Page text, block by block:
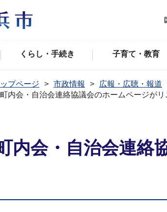
くらし・手続き 子育て・教育
プページ 市政情報 広報・広聴・報道
内会・自治会連絡協議会のホームページがリ
内会・自治会連絡